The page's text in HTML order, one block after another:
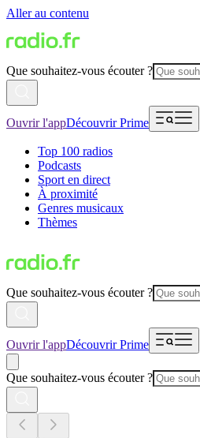
Aller au contenu
Que souhaitez-vous écouter ?
Ouvrir l'appDécouvrir Prime
Top 100 radios
Podcasts
Sport en direct
À proximité
Genres musicaux
Thèmes
Que souhaitez-vous écouter ?
Ouvrir l'appDécouvrir Prime
Que souhaitez-vous écouter ?